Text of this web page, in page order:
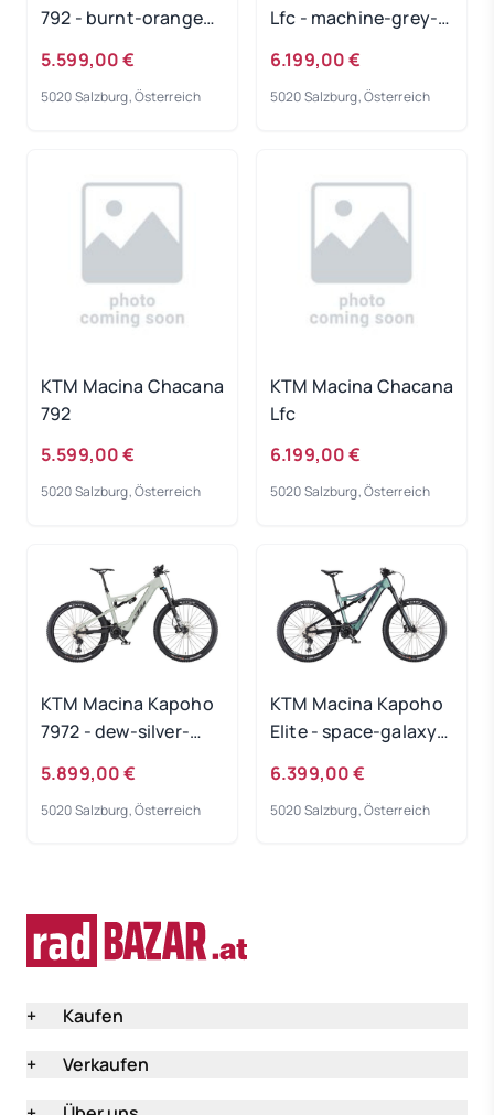
792 - burnt-orange
5.599,00 €
5020 Salzburg, Österreich
Lfc - machine-grey-
XL
6.199,00 €
5020 Salzburg, Österreich
KTM Macina Chacana
792
5.599,00 €
5020 Salzburg, Österreich
KTM Macina Chacana
Lfc
6.199,00 €
5020 Salzburg, Österreich
KTM Macina Kapoho
7972 - dew-silver-
M
5.899,00 €
5020 Salzburg, Österreich
KTM Macina Kapoho
Elite - space-galaxy-
M
6.399,00 €
5020 Salzburg, Österreich
+
Kaufen
+
Verkaufen